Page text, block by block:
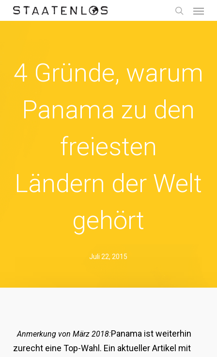
Skip
to
search
4 Gründe, warum
Panama zu den
freiesten
Ländern der Welt
gehört
Juli 22, 2015
Anmerkung von März 2018:Panama ist weiterhin
zurecht eine Top-Wahl. Ein aktueller Artikel mit